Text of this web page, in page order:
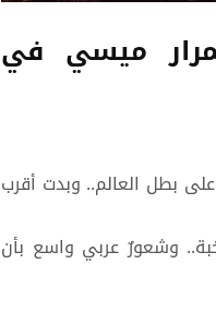
ميسي في
بطل العالم.. وبدت أقرب
وشعورٌ عربي واسع بأن